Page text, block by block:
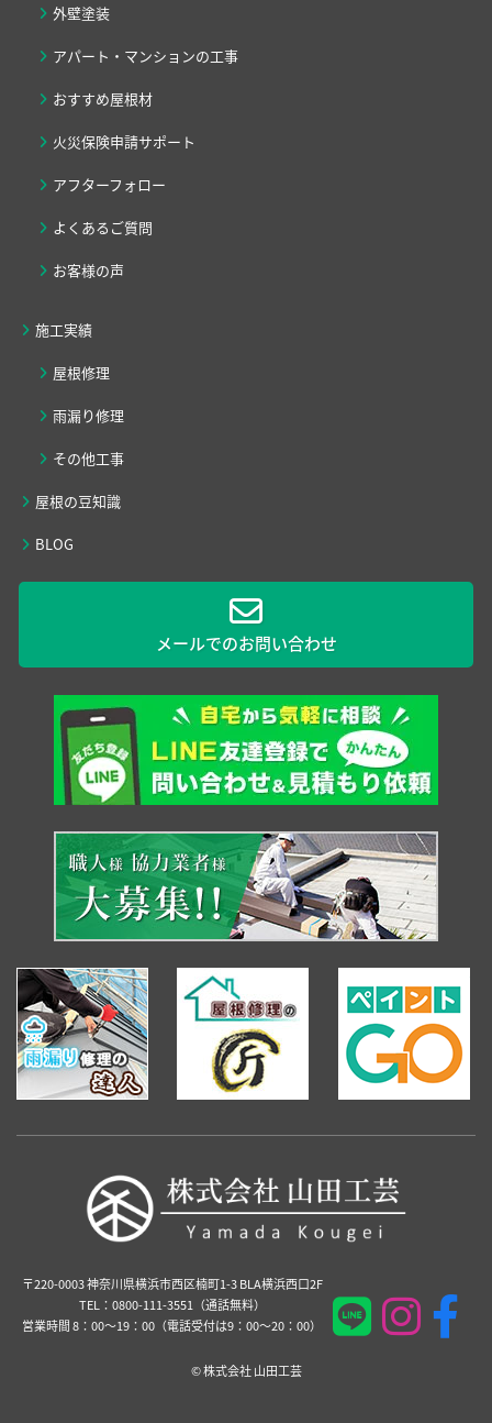
外壁塗装
アパート・マンションの工事
おすすめ屋根材
火災保険申請サポート
アフターフォロー
よくあるご質問
お客様の声
施工実績
屋根修理
雨漏り修理
その他工事
屋根の豆知識
BLOG
メールでのお問い合わせ
〒220-0003 神奈川県横浜市西区楠町1-3 BLA横浜西口2F
TEL：0800-111-3551（通話無料）
営業時間 8：00～19：00（電話受付は9：00～20：00）
©️ 株式会社 山田工芸